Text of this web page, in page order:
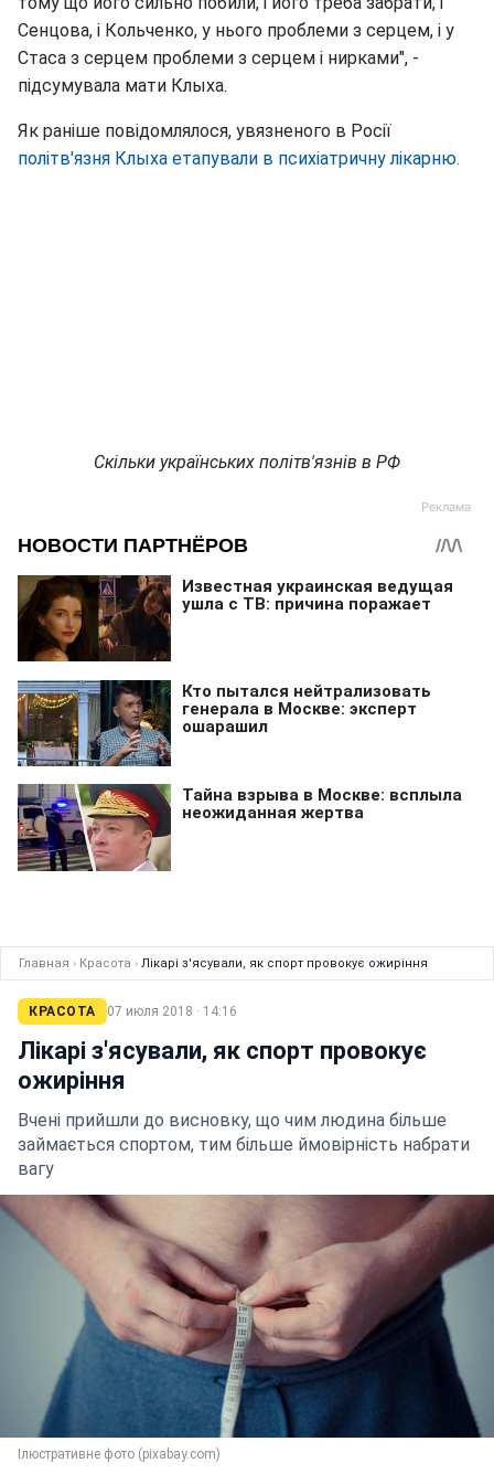
Сенцова, і Кольченко, у нього проблеми з серцем, і у
Стаса з серцем проблеми з серцем і нирками", -
підсумувала мати Клыха.
Як раніше повідомлялося, увязненого в Росії
політв'язня Клыха етапували в психіатричну лікарню.
Скільки українських політв'язнів в РФ
Главная › Красота › Лікарі з'ясували, як спорт провокує ожиріння
КРАСОТА 07 июля 2018 · 14:16
Лікарі з'ясували, як спорт провокує
ожиріння
Вчені прийшли до висновку, що чим людина більше
займається спортом, тим більше ймовірність набрати
вагу
Ілюстративне фото (pixabay.com)